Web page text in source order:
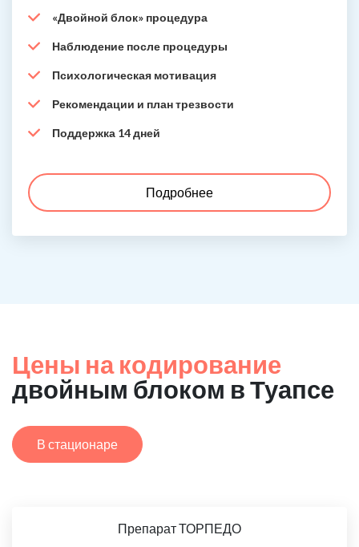
«Двойной блок» процедура
Наблюдение после процедуры
Психологическая мотивация
Рекомендации и план трезвости
Поддержка 14 дней
Подробнее
Цены на кодирование
двойным блоком в Туапсе
В стационаре
Препарат ТОРПЕДО